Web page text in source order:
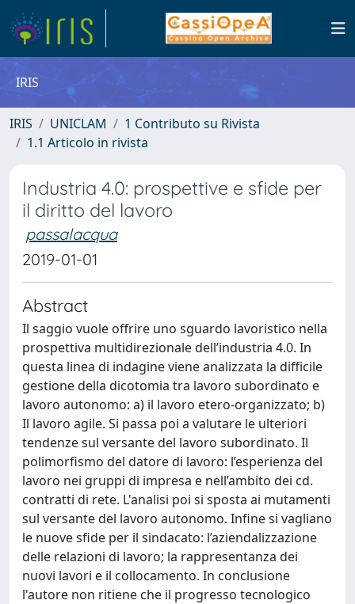
IRIS
IRIS UNICLAM
1 Contributo su Rivista
1.1 Articolo in rivista
Industria 4.0: prospettive e sfide per
il diritto del lavoro
passalacqua
2019-01-01
Abstract
Il saggio vuole offrire uno sguardo lavoristico nella
prospettiva multidirezionale dell’industria 4.0. In
questa linea di indagine viene analizzata la difficile
gestione della dicotomia tra lavoro subordinato e
lavoro autonomo: a) il lavoro etero-organizzato; b)
Il lavoro agile. Si passa poi a valutare le ulteriori
tendenze sul versante del lavoro subordinato. Il
polimorfismo del datore di lavoro: l’esperienza del
lavoro nei gruppi di impresa e nell’ambito dei cd.
contratti di rete. L'analisi poi si sposta ai mutamenti
sul versante del lavoro autonomo. Infine si vagliano
le nuove sfide per il sindacato: l’aziendalizzazione
delle relazioni di lavoro; la rappresentanza dei
nuovi lavori e il collocamento. In conclusione
l'autore non ritiene che il progresso tecnologico